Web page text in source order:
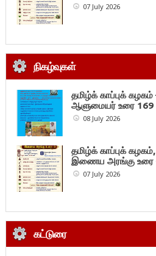
07 July 2026
நிகழ்வுகள்
தமிழ்க் காப்புக்
ஆளுமையர் உரை 169
08 July 2026
தமிழ்க் காப்புக் கழகம்,
இணைய அரங்கு உரை
07 July 2026
கட்டுரை